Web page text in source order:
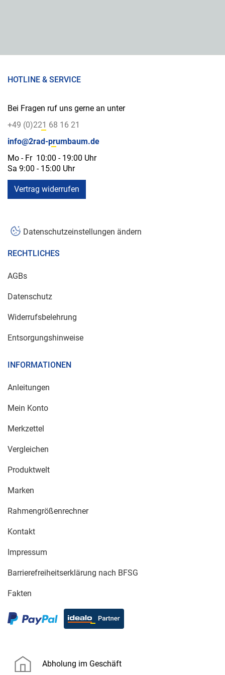
HOTLINE & SERVICE
Bei Fragen ruf uns gerne an unter
+49 (0)221 68 16 21
info@2rad-prumbaum.de
Mo - Fr 10:00 - 19:00 Uhr
Sa 9:00 - 15:00 Uhr
Vertrag widerrufen
Datenschutzeinstellungen ändern
RECHTLICHES
AGBs
Datenschutz
Widerrufsbelehrung
Entsorgungshinweise
INFORMATIONEN
Anleitungen
Mein Konto
Merkzettel
Vergleichen
Produktwelt
Marken
Rahmengrößenrechner
Kontakt
Impressum
Barrierefreiheitserklärung nach BFSG
Fakten
Abholung im Geschäft